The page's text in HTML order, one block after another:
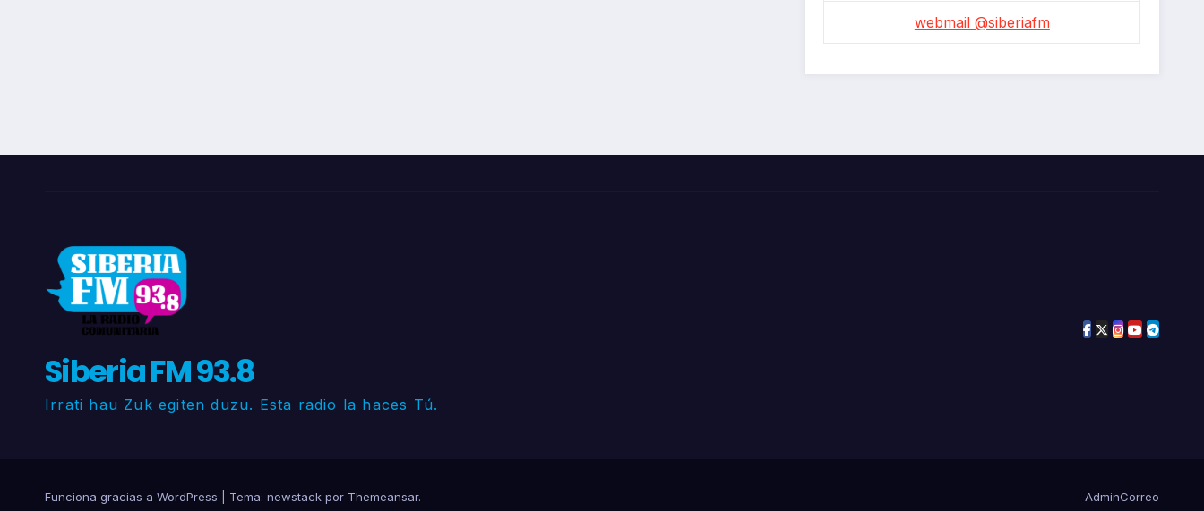
webmail @siberiafm
Siberia FM 93.8
Irrati hau Zuk egiten duzu. Esta radio la haces Tú.
Funciona gracias a WordPress Tema: newstack por Themeansar. AdminCorreo